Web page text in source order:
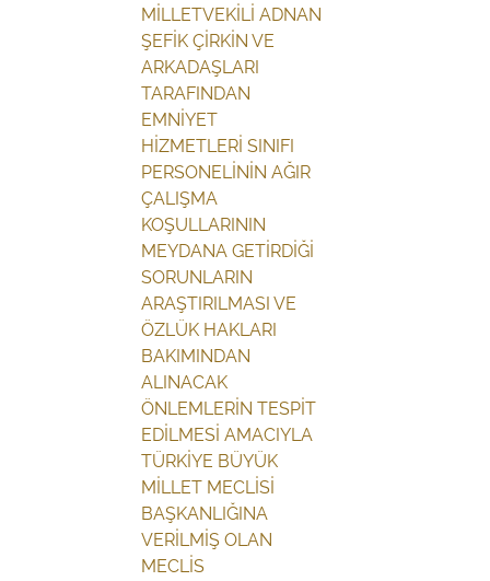
MİLLETVEKİLİ ADNAN
ŞEFİK ÇİRKİN VE
ARKADAŞLARI
TARAFINDAN
EMNİYET
HİZMETLERİ SINIFI
PERSONELİNİN AĞIR
ÇALIŞMA
KOŞULLARININ
MEYDANA GETİRDİĞİ
SORUNLARIN
ARAŞTIRILMASI VE
ÖZLÜK HAKLARI
BAKIMINDAN
ALINACAK
ÖNLEMLERİN TESPİT
EDİLMESİ AMACIYLA
TÜRKİYE BÜYÜK
MİLLET MECLİSİ
BAŞKANLIĞINA
VERİLMİŞ OLAN
MECLİS